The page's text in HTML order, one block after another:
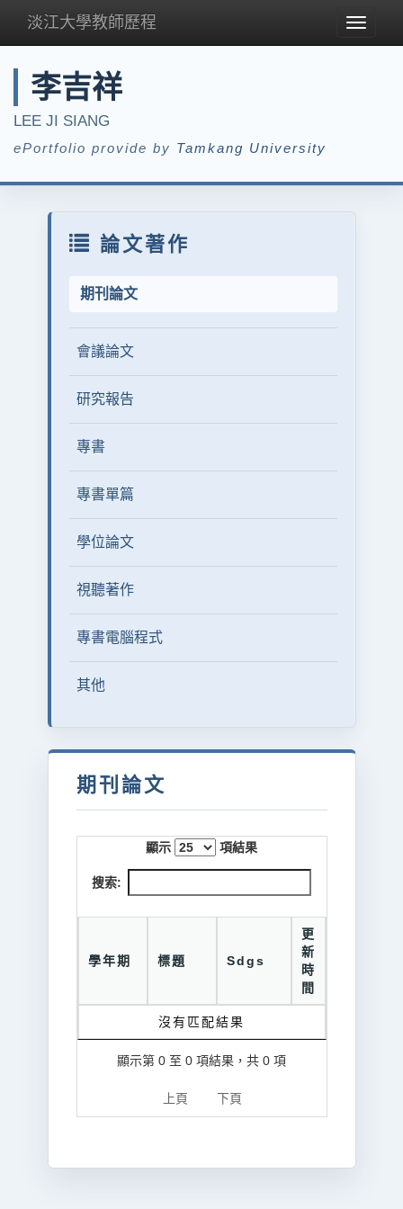
Toggle
淡江大學教師歷程
李吉祥
LEE JI SIANG
ePortfolio provide by Tamkang University
論文著作
期刊論文
會議論文
研究報告
專書
專書單篇
學位論文
視聽著作
專書電腦程式
其他
期刊論文
顯示 項結果
搜索:
學年期 標題 Sdgs
更
新
時
間
沒有匹配結果
顯示第 0 至 0 項結果，共 0 項
上頁 下頁